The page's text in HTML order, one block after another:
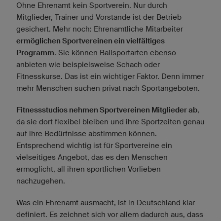
Ohne Ehrenamt kein Sportverein. Nur durch
Mitglieder, Trainer und Vorstände ist der Betrieb
gesichert. Mehr noch: Ehrenamtliche Mitarbeiter
ermöglichen Sportvereinen ein vielfältiges
Programm. Sie können Ballsportarten ebenso
anbieten wie beispielsweise Schach oder
Fitnesskurse. Das ist ein wichtiger Faktor. Denn immer
mehr Menschen suchen privat nach Sportangeboten.
Fitnessstudios nehmen Sportvereinen Mitglieder ab,
da sie dort flexibel bleiben und ihre Sportzeiten genau
auf ihre Bedürfnisse abstimmen können.
Entsprechend wichtig ist für Sportvereine ein
vielseitiges Angebot, das es den Menschen
ermöglicht, all ihren sportlichen Vorlieben
nachzugehen.
Was ein Ehrenamt ausmacht, ist in Deutschland klar
definiert. Es zeichnet sich vor allem dadurch aus, dass